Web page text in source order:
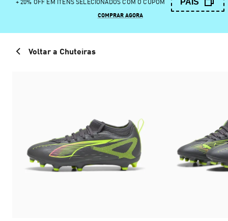
+ 20% OFF EM ITENS SELECIONADOS COM O CUPOM
COMPRAR AGORA
Voltar a Chuteiras